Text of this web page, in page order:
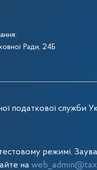
Ради, 24Б
податкової служби
режимі.
на